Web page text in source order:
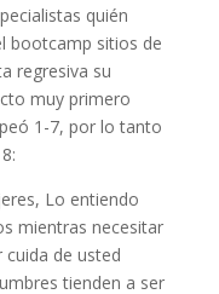
quién
bootcamp sitios de
regresiva su
muy primero
1-7, por lo tanto
Lo entiendo
mientras necesitar
de usted
tienden a ser